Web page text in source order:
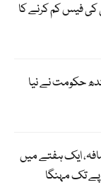
کی فیس کم کرنے کا
حکومت نے نیا
ایک ہفتے میں